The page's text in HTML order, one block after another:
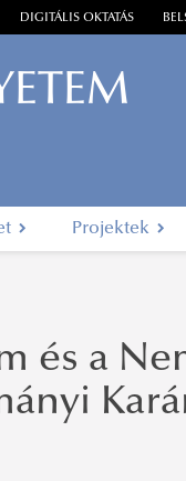
DIGITÁLIS OKTATÁS
Projektek
és a